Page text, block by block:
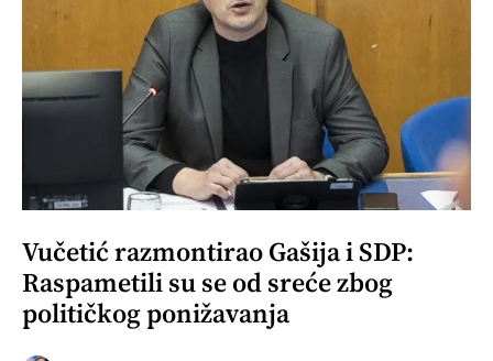
Vučetić razmontirao Gašija i SDP:
Raspametili su se od sreće zbog
političkog ponižavanja